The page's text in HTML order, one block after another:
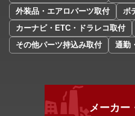
外装品・エアロパーツ取付
ボ
カーナビ・ETC・ドラレコ取付
その他パーツ持込み取付
通勤
メーカー